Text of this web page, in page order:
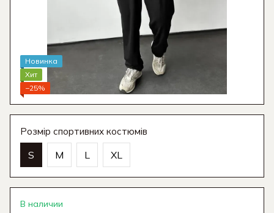
Новинка
Хит
−25%
Розмір спортивних костюмів
S M L XL
В наличии